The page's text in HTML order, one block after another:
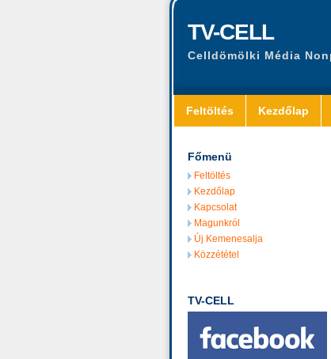
TV-CELL
Celldömölki Média
Feltöltés Kezdőlap
Főmenü
Feltöltés
Kezdőlap
Kapcsolat
Magunkról
Új Kemenesalja
Közzététel
TV-CELL